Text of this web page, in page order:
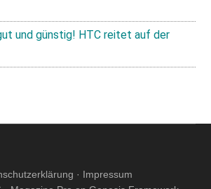
und günstig! HTC reitet auf der
· Impressum